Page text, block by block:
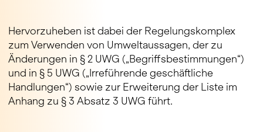
Hervorzuheben ist dabei der Regelungskomplex
zum Verwenden von Umweltaussagen, der zu
Änderungen in § 2 UWG („Begriffsbestimmungen“)
und in § 5 UWG („Irreführende geschäftliche
Handlungen“) sowie zur Erweiterung der Liste im
Anhang zu § 3 Absatz 3 UWG führt.